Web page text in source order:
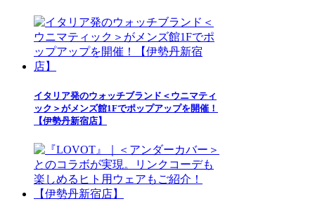
イタリア発のウォッチブランド＜ウニマティ
ック＞がメンズ館1Fでポップアップを開催！
【伊勢丹新宿店】